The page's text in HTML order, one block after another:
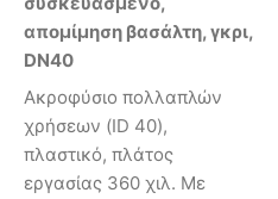
απομίμηση βασάλτη, γκρι,
DN40
Ακροφύσιο πολλαπλών
χρήσεων (ID 40),
πλαστικό, πλάτος
εργασίας 360 χιλ. Με